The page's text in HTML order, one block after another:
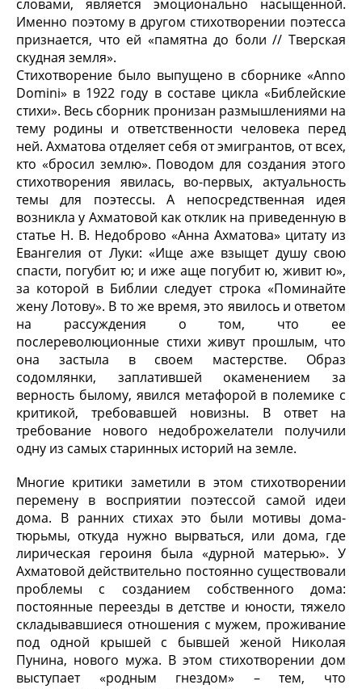
словами, является эмоционально насыщенной.
Именно поэтому в другом стихотворении поэтесса
признается, что ей «памятна до боли // Тверская
скудная земля».
Стихотворение было выпущено в сборнике «Anno
Domini» в 1922 году в составе цикла «Библейские
стихи». Весь сборник пронизан размышлениями на
тему родины и ответственности человека перед
ней. Ахматова отделяет себя от эмигрантов, от всех,
кто «бросил землю». Поводом для создания этого
стихотворения явилась, во-первых, актуальность
темы для поэтессы. А непосредственная идея
возникла у Ахматовой как отклик на приведенную в
статье Н. В. Недоброво «Анна Ахматова» цитату из
Евангелия от Луки: «Ище аже взыщет душу свою
спасти, погубит ю; и иже аще погубит ю, живит ю»,
за которой в Библии следует строка «Поминайте
жену Лотову». В то же время, это явилось и ответом
на рассуждения о том, что ее
послереволюционные стихи живут прошлым, что
она застыла в своем мастерстве. Образ
содомлянки, заплатившей окаменением за
верность былому, явился метафорой в полемике с
критикой, требовавшей новизны. В ответ на
требование нового недоброжелатели получили
одну из самых старинных историй на земле.
Многие критики заметили в этом стихотворении
перемену в восприятии поэтессой самой идеи
дома. В ранних стихах это были мотивы дома-
тюрьмы, откуда нужно вырваться, или дома, где
лирическая героиня была «дурной матерью». У
Ахматовой действительно постоянно существовали
проблемы с созданием собственного дома:
постоянные переезды в детстве и юности, тяжело
складывавшиеся отношения с мужем, проживание
под одной крышей с бывшей женой Николая
Пунина, нового мужа. В этом стихотворении дом
выступает «родным гнездом» – тем, что